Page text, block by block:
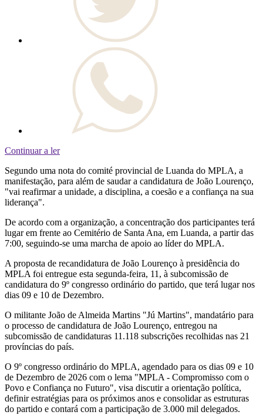
Continuar a ler
Segundo uma nota do comité provincial de Luanda do MPLA, a
manifestação, para além de saudar a candidatura de João Lourenço,
"vai reafirmar a unidade, a disciplina, a coesão e a confiança na sua
liderança".
De acordo com a organização, a concentração dos participantes terá
lugar em frente ao Cemitério de Santa Ana, em Luanda, a partir das
7:00, seguindo-se uma marcha de apoio ao líder do MPLA.
A proposta de recandidatura de João Lourenço à presidência do
MPLA foi entregue esta segunda-feira, 11, à subcomissão de
candidatura do 9º congresso ordinário do partido, que terá lugar nos
dias 09 e 10 de Dezembro.
O militante João de Almeida Martins "Jú Martins", mandatário para
o processo de candidatura de João Lourenço, entregou na
subcomissão de candidaturas 11.118 subscrições recolhidas nas 21
províncias do país.
O 9º congresso ordinário do MPLA, agendado para os dias 09 e 10
de Dezembro de 2026 com o lema "MPLA - Compromisso com o
Povo e Confiança no Futuro", visa discutir a orientação política,
definir estratégias para os próximos anos e consolidar as estruturas
do partido e contará com a participação de 3.000 mil delegados.